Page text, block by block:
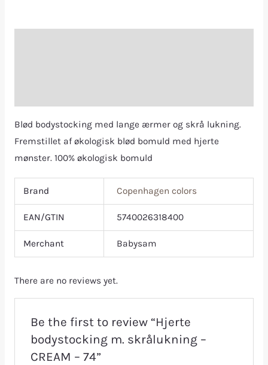
Blød bodystocking med lange ærmer og skrå lukning.
Fremstillet af økologisk blød bomuld med hjerte
mønster. 100% økologisk bomuld
Brand Copenhagen colors
EAN/GTIN 5740026318400
Merchant Babysam
There are no reviews yet.
Be the first to review “Hjerte
bodystocking m. skrålukning –
CREAM – 74”